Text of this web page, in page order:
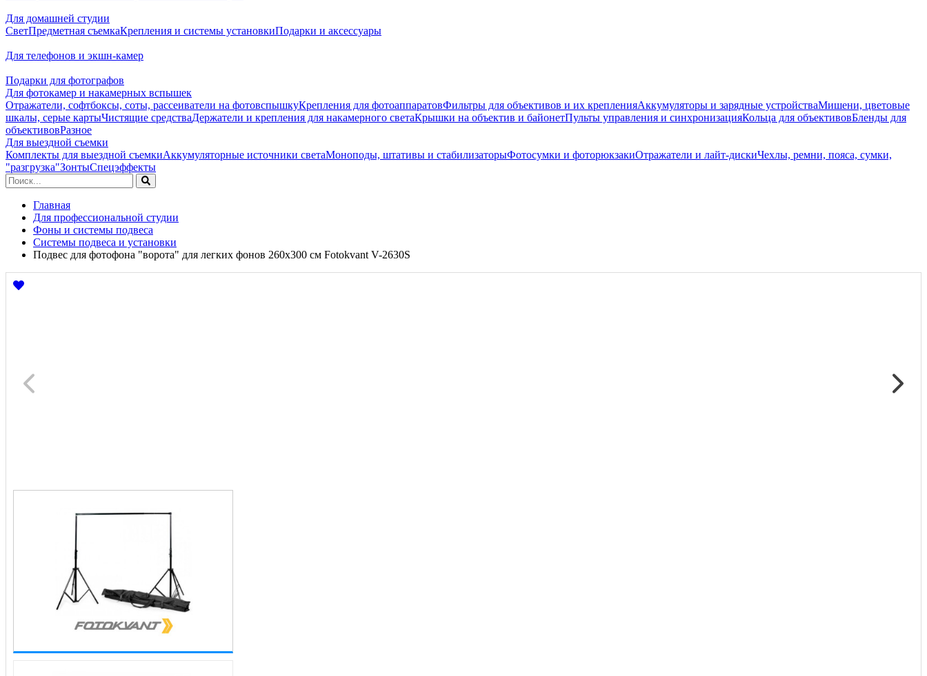
Для домашней студии
СветПредметная съемкаКрепления и системы установкиПодарки и аксессуары
Для телефонов и экшн-камер
Подарки для фотографов
Для фотокамер и накамерных вспышек
Отражатели, софтбоксы, соты, рассеиватели на фотовспышкуКрепления для фотоаппаратовФильтры для объективов и их крепленияАккумуляторы и зарядные устройстваМишени, цветовые
шкалы, серые картыЧистящие средстваДержатели и крепления для накамерного светаКрышки на объектив и байонетПульты управления и синхронизацияКольца для объективовБленды для
объективовРазное
Для выездной съемки
Комплекты для выездной съемкиАккумуляторные источники светаМоноподы, штативы и стабилизаторыФотосумки и фоторюкзакиОтражатели и лайт-дискиЧехлы, ремни, пояса, сумки,
"разгрузка"ЗонтыСпецэффекты
Главная
Для профессиональной студии
Фоны и системы подвеса
Системы подвеса и установки
Подвес для фотофона "ворота" для легких фонов 260х300 см Fotokvant V-2630S